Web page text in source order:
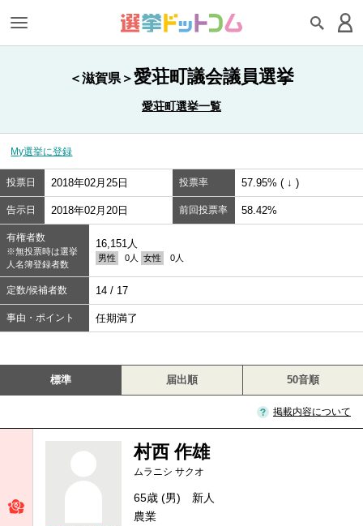
＜滋賀県＞愛荘町議会議員選挙
愛荘町選挙一覧
My選挙に登録
投票日 2018年02月25日 投票率 57.95% ( ↓ )
告示日 2018年02月20日 前回投票率 58.42%
有権者数
※無投票時は選挙
人名簿登録者数
16,151人
男性 0人 女性 0人
定数/候補者数 14 / 17
事由・ポイント 任期満了
標準 届出順 50音順
掲載内容について
村西 作雄
ムラニシ サクオ
65歳 (男)
新人
農業